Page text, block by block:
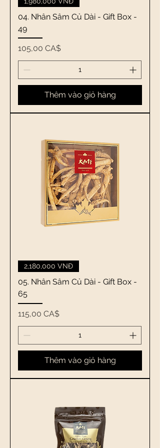
04. Nhân Sâm Củ Dài - Gift Box -
49
Giá
105,00 CA$
Thêm vào giỏ hàng
2,180,000 VNĐ
05. Nhân Sâm Củ Dài - Gift Box -
65
Giá
115,00 CA$
Thêm vào giỏ hàng